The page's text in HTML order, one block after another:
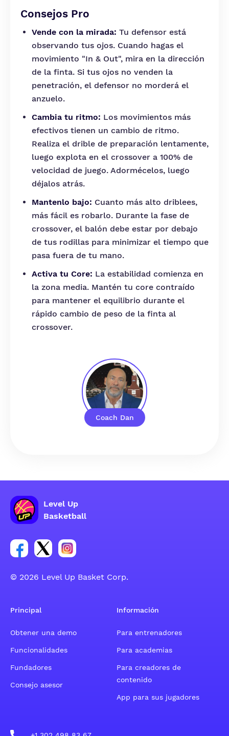
Coach Dan
Consejos Pro
Vende con la mirada: Tu defensor está
observando tus ojos. Cuando hagas el
movimiento "In & Out", mira en la dirección
de la finta. Si tus ojos no venden la
penetración, el defensor no morderá el
anzuelo.
Cambia tu ritmo: Los movimientos más
efectivos tienen un cambio de ritmo.
Realiza el drible de preparación lentamente,
luego explota en el crossover a 100% de
velocidad de juego. Adormécelos, luego
déjalos atrás.
Mantenlo bajo: Cuanto más alto driblees,
más fácil es robarlo. Durante la fase de
crossover, el balón debe estar por debajo
de tus rodillas para minimizar el tiempo que
pasa fuera de tu mano.
Activa tu Core: La estabilidad comienza en
la zona media. Mantén tu core contraído
para mantener el equilibrio durante el
rápido cambio de peso de la finta al
crossover.
Level Up
Basketball
Enlace para el grupo social de la cuenta de Facebook
Enlace para el grupo social de la cuenta de
Enlace para el grupo social de la cuenta
© 2026 Level Up Basket Corp.
Principal
Obtener una demo
Funcionalidades
Fundadores
Consejo asesor
Información
Para entrenadores
Para academias
Para creadores de
contenido
App para sus jugadores